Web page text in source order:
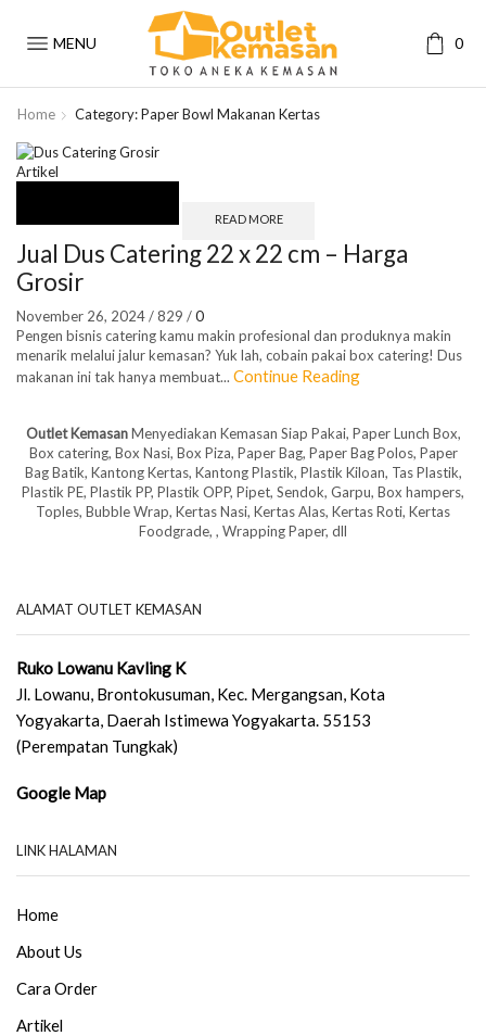
MENU 0
Home Category: Paper Bowl Makanan Kertas
Artikel
READ MORE
Jual Dus Catering 22 x 22 cm – Harga
Grosir
November 26, 2024/829 /0
Pengen bisnis catering kamu makin profesional dan produknya makin
menarik melalui jalur kemasan? Yuk lah, cobain pakai box catering! Dus
makanan ini tak hanya membuat... Continue Reading
Outlet KemasanMenyediakan Kemasan Siap Pakai, Paper Lunch Box,
Box catering, Box Nasi, Box Piza, Paper Bag, Paper Bag Polos, Paper
Bag Batik, Kantong Kertas, Kantong Plastik, Plastik Kiloan, Tas Plastik,
Plastik PE, Plastik PP, Plastik OPP, Pipet, Sendok, Garpu, Box hampers,
Toples, Bubble Wrap, Kertas Nasi, Kertas Alas, Kertas Roti, Kertas
Foodgrade, , Wrapping Paper, dll
ALAMAT OUTLET KEMASAN
Ruko Lowanu Kavling K
Jl. Lowanu, Brontokusuman, Kec. Mergangsan, Kota
Yogyakarta, Daerah Istimewa Yogyakarta. 55153
(Perempatan Tungkak)
Google Map
LINK HALAMAN
Home
About Us
Cara Order
Artikel